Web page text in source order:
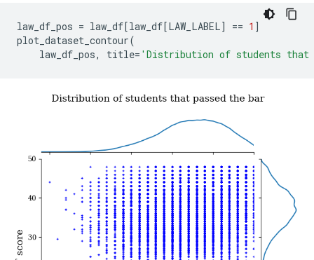
law_df_pos = law_df[law_df[LAW_LABEL] == 1 ]
plot_dataset_contour(
law_df_pos, title= 'Distribution of students that